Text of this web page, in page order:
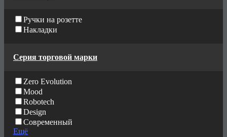
Ручки на розетте
Накладки
Серия торговой марки
Zero Evolution
Mood
Robotech
Design
Современный
Ещё